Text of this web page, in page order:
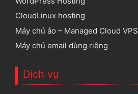
CloudLinux hosting
Máy chủ ảo – Managed Cloud VPS
Máy chủ email dùng riêng
Dịch vụ